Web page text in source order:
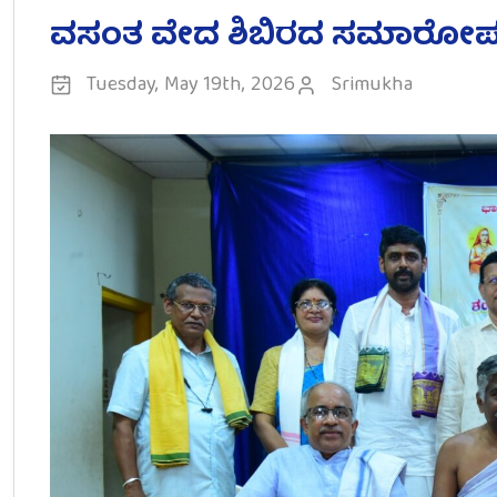
ವಸಂತ ವೇದ ಶಿಬಿರದ
Tuesday, May 19th, 2026 Srimukha